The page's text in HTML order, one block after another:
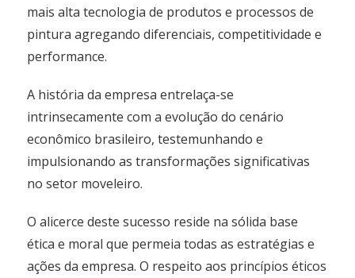
mais alta tecnologia de produtos e processos de
pintura agregando diferenciais, competitividade e
performance.
A história da empresa entrelaça-se
intrinsecamente com a evolução do cenário
econômico brasileiro, testemunhando e
impulsionando as transformações significativas
no setor moveleiro.
O alicerce deste sucesso reside na sólida base
ética e moral que permeia todas as estratégias e
ações da empresa. O respeito aos princípios éticos